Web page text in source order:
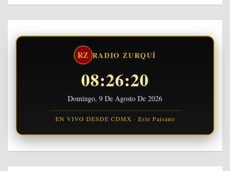
RZ RADIO ZURQUÍ
08:26:21
Domingo, 9 De Agosto De 2026
EN VIVO DESDE CDMX · Este Paisano